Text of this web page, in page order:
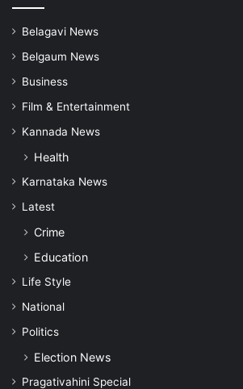
Belagavi News
Belgaum News
Business
Film & Entertainment
Kannada News
Health
Karnataka News
Latest
Crime
Education
Life Style
National
Politics
Election News
Pragativahini Special